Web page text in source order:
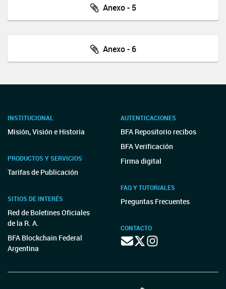
Anexo - 5
Anexo - 6
INSTITUCIONAL
Misión, Visión e Historia
PRODUCTOS Y SERVICIOS
Tarifas de Publicación
SITIOS DE INTERÉS
Red de Boletines Oficiales
de la R. A.
BFA Blockchain Federal
Argentina
AUTENTICACIONES
BFA Repositorio recibos
BFA Verificación
Firma digital
FAQ Y TUTORIALES
Preguntas Frecuentes
CONTACTO